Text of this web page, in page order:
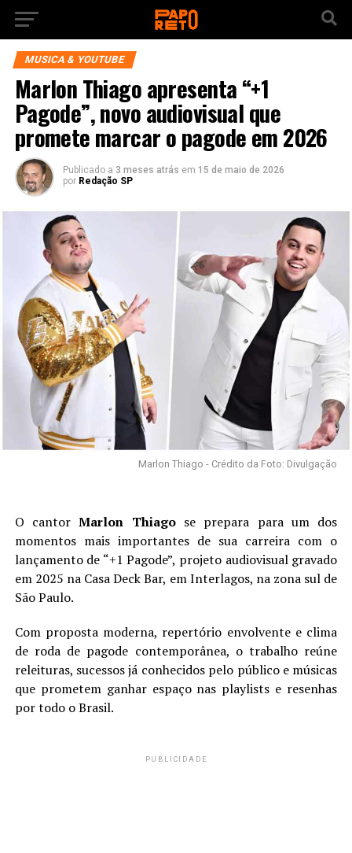
MUSICA & YOUTUBE
Marlon Thiago apresenta “+1
Pagode”, novo audiovisual que
promete marcar o pagode em 2026
Publicado a 3 meses atrás em 15 de maio de 2026
por Redação SP
Marlon Thiago - Crédito da Foto: Divulgação
O cantorMarlon Thiagose prepara para um dos
momentos mais importantes de sua carreira com o
lançamento de “+1 Pagode”, projeto audiovisual gravado
em 2025 na Casa Deck Bar, em Interlagos, na zona sul de
São Paulo.
Com proposta moderna, repertório envolvente e clima
de roda de pagode contemporânea, o trabalho reúne
releituras, sucessos já conhecidos pelo público e músicas
que prometem ganhar espaço nas playlists e resenhas
por todo o Brasil.
PUBLICIDADE